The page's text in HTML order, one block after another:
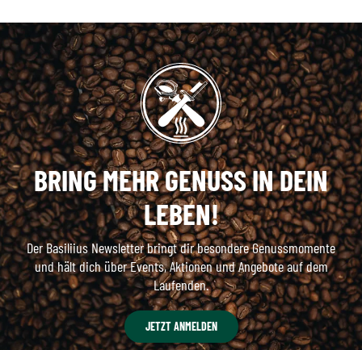
BRING MEHR GENUSS IN DEIN
LEBEN!
Der Basiliius Newsletter bringt dir besondere Genussmomente
und hält dich über Events, Aktionen und Angebote auf dem
Laufenden.
JETZT ANMELDEN